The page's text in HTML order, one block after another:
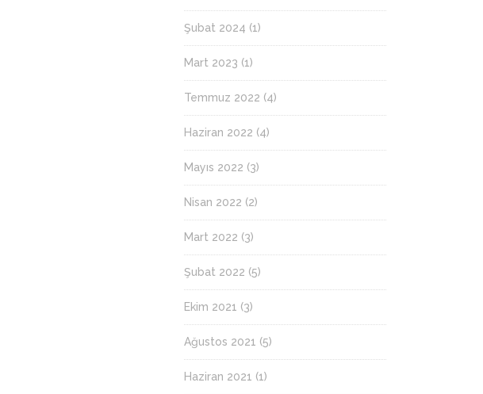
Şubat 2024 (1)
Mart 2023 (1)
Temmuz 2022 (4)
Haziran 2022 (4)
Mayıs 2022 (3)
Nisan 2022 (2)
Mart 2022 (3)
Şubat 2022 (5)
Ekim 2021 (3)
Ağustos 2021 (5)
Haziran 2021 (1)